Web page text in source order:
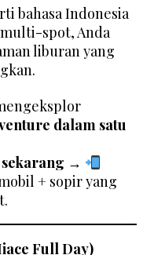
bahasa Indonesia
spot, Anda
liburan yang
dalam satu
sekarang →
+ sopir yang
Full Day)